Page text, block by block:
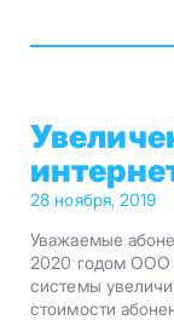
28 ноября, 2019
Уважаемые
2020 годом ООО
системы
стоимости